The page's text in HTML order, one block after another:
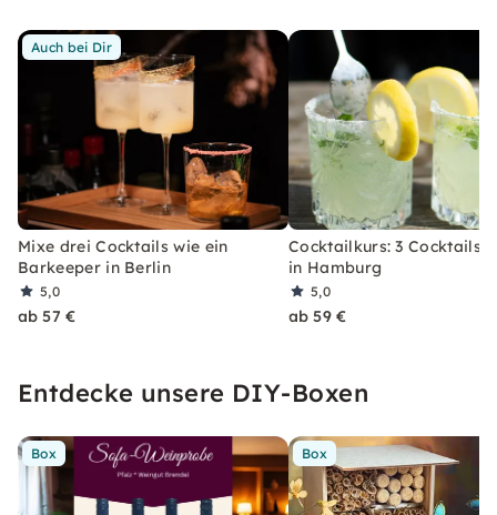
Auch bei Dir
Mixe drei Cocktails wie ein
Barkeeper in Berlin
5,0
ab 57 €
Cocktailkurs: 3 Cocktails
in Hamburg
5,0
ab 59 €
Entdecke unsere DIY-Boxen
Box Box